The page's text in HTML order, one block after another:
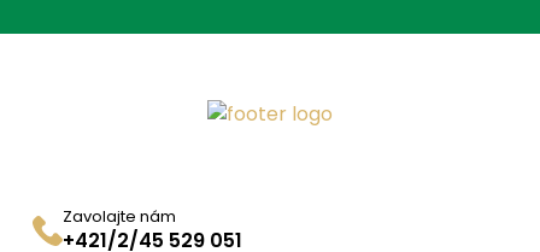
Zavolajte nám
+421/2/45 529 051